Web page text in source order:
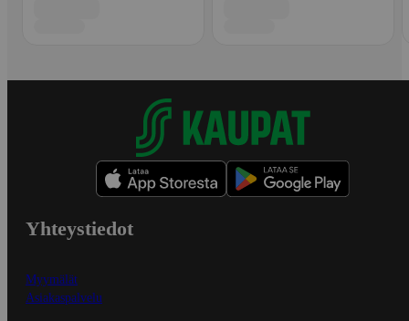
Yhteystiedot
Myymälät
Asiakaspalvelu